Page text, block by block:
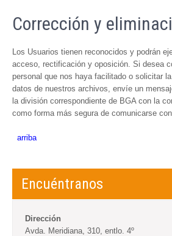
Corrección y
Los Usuarios tienen reconocidos y podrán
acceso, rectificación y oposición. Si desea
personal que nos haya facilitado o solicitar
datos de nuestros archivos, envíe un
la división correspondiente de BGA con la
como forma más segura de comunicarse
arriba
Encuéntranos
Dirección
Avda. Meridiana, 310, entlo. 4º